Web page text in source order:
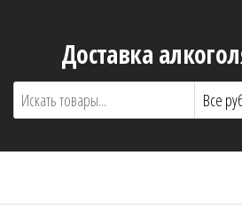
содержимомуДоставка